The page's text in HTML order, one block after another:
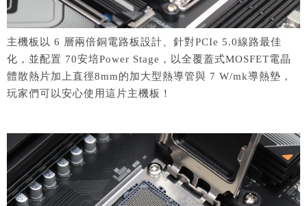
主機板以 6 層兩倍銅電路板設計、針對PCIe 5.0線路最佳
化，並配置 70安培Power Stage，以全覆蓋式MOSFET電晶
體散熱片加上直徑8mm的加大型熱導管與 7 W/mk導熱墊，
玩家們可以安心使用這片主機板！